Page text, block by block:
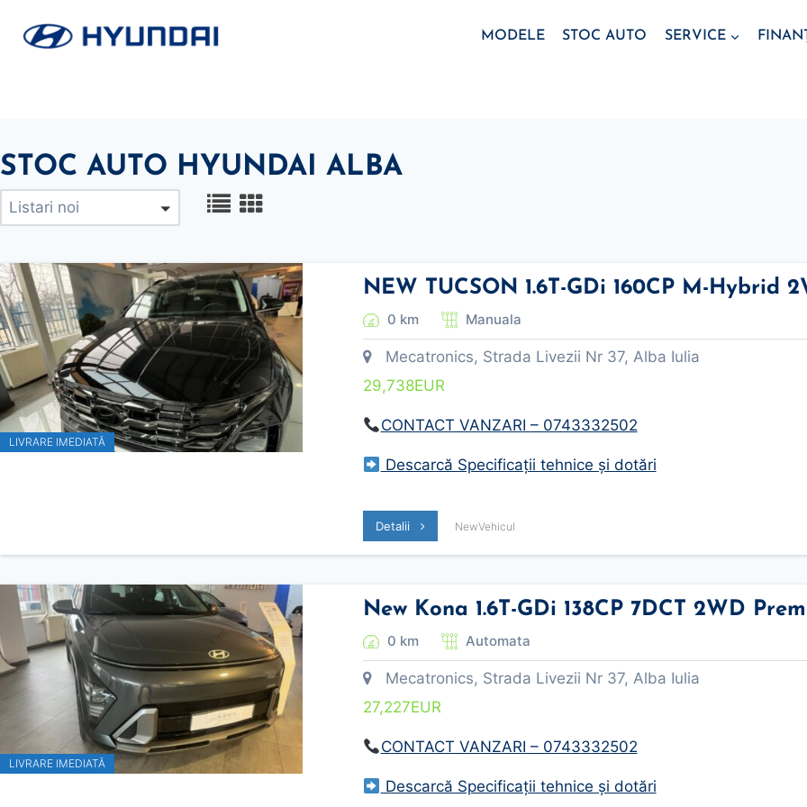
MODELE STOC AUTO SERVICE
STOC AUTO HYUNDAI ALBA
Listari noi
LIVRARE IMEDIATĂ
NEW TUCSON 1.6T-GDi 160CP M-Hybrid
0 km Manuala
Mecatronics, Strada Livezii Nr 37, Alba Iulia
29,738EUR
CONTACT VANZARI – 0743332502
Descarcă Specificații tehnice și dotări
Detalii NewVehicul
LIVRARE IMEDIATĂ
New Kona 1.6T-GDi 138CP 7DCT 2WD
0 km Automata
Mecatronics, Strada Livezii Nr 37, Alba Iulia
27,227EUR
CONTACT VANZARI – 0743332502
Descarcă Specificații tehnice și dotări